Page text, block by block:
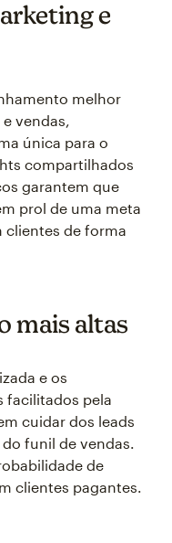
e
melhor
vendas,
única para o
compartilhados
garantem que
prol de uma meta
clientes de forma
mais altas
e os
facilitados pela
cuidar dos leads
funil de vendas.
de
clientes pagantes.